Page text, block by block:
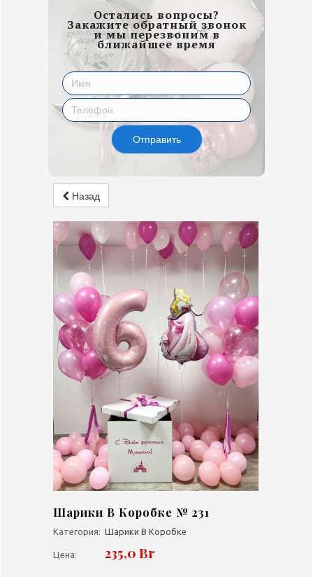
Остались вопросы?
Закажите обратный звонок
и мы перезвоним в
ближайшее время
Отправить
Назад
Шарики В Коробке № 231
Категория: Шарики В Коробке
Цена: 235,0 Br